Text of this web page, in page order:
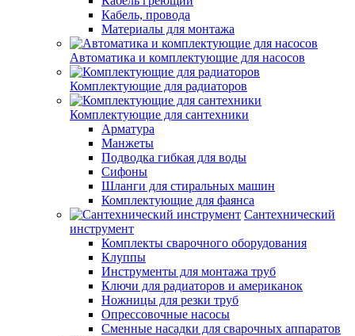
Кабель, провода
Материалы для монтажа
Автоматика и комплектующие для насосов
Комплектующие для радиаторов
Комплектующие для сантехники
Арматура
Манжеты
Подводка гибкая для воды
Сифоны
Шланги для стиральных машин
Комплектующие для фаянса
Сантехнический
инструмент
Комплекты сварочного оборудования
Клуппы
Инструменты для монтажа труб
Ключи для радиаторов и американок
Ножницы для резки труб
Опрессовочные насосы
Сменные насадки для сварочных аппаратов